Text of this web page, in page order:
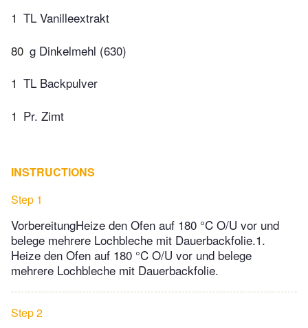
1 TL Vanilleextrakt
80 g Dinkelmehl (630)
1 TL Backpulver
1 Pr. Zimt
INSTRUCTIONS
Step 1
VorbereitungHeize den Ofen auf 180 °C O/U vor und
belege mehrere Lochbleche mit Dauerbackfolie.1.
Heize den Ofen auf 180 °C O/U vor und belege
mehrere Lochbleche mit Dauerbackfolie.
Step 2